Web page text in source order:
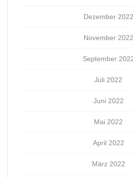
Dezember 2022
November 2022
September
Juli 2022
Juni 2022
Mai 2022
April 2022
März 2022